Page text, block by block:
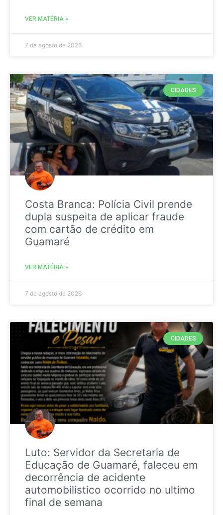
VER MATÉRIA »
7 de agosto de 2026
CIDADES
Costa Branca: Polícia Civil prende
dupla suspeita de aplicar fraude
com cartão de crédito em
Guamaré
VER MATÉRIA »
7 de agosto de 2026
CIDADES
Luto: Servidor da Secretaria de
Educação de Guamaré, faleceu em
decorrência de acidente
automobilistico ocorrido no ultimo
final de semana